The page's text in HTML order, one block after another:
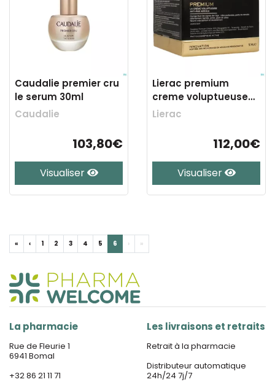
Caudalie premier cru
le serum 30ml
Caudalie
103,80€
Visualiser
Lierac premium
creme voluptueuse
pot 50ml
Lierac
112,00€
Visualiser
« ‹ 1 2 3 4 5 6 › »
La pharmacie
Rue de Fleurie 1
6941 Bomal
+32 86 21 11 71
Les livraisons et retraits
Retrait à la pharmacie
Distributeur automatique
24h/24 7j/7